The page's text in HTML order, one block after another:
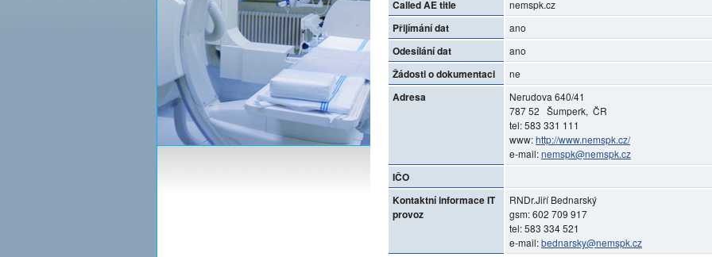
Called AE title nemspk.cz
Přijímání dat ano
Odesílání dat ano
Žádosti o dokumentaci ne
Adresa
Nerudova 640/41
787 52 Šumperk, ČR
tel: 583 331 111
www:http://www.nemspk.cz/
e-mail:nemspk@nemspk.cz
IČO
Kontaktní informace IT
provoz
RNDr.Jiří Bednarský
gsm: 602 709 917
tel: 583 334 521
e-mail:bednarsky@nemspk.cz